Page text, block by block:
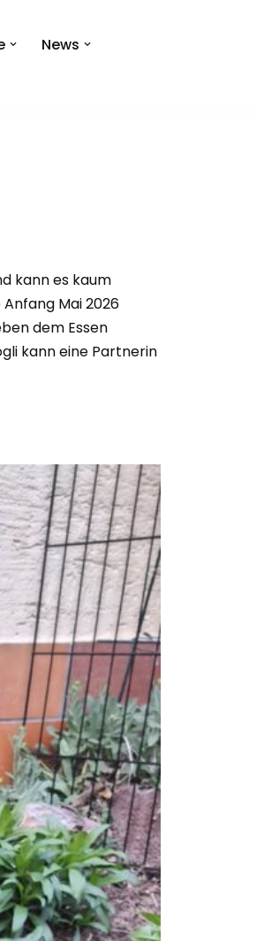
News
kann es kaum
Mai 2026
dem Essen
kann eine Partnerin